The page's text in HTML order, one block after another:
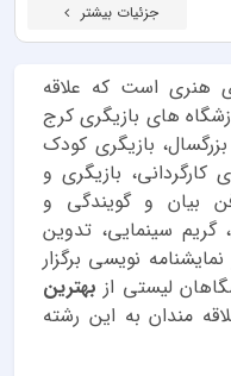
جزئیات بیشتر
هنری است که علاقه
های بازیگری کرج
بازیگری کودک
بازیگری و
بیان و گویندگی و
گریم سینمایی، تدوین
نویسی برگزار
لیستی از بهترین
مندان به این رشته